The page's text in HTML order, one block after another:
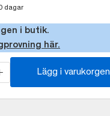
dagar
i butik.
här.
Lägg i varukorgen